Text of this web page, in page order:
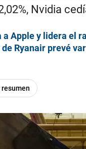
Nvidia
a Apple y lidera el
de Ryanair prevé
resumen